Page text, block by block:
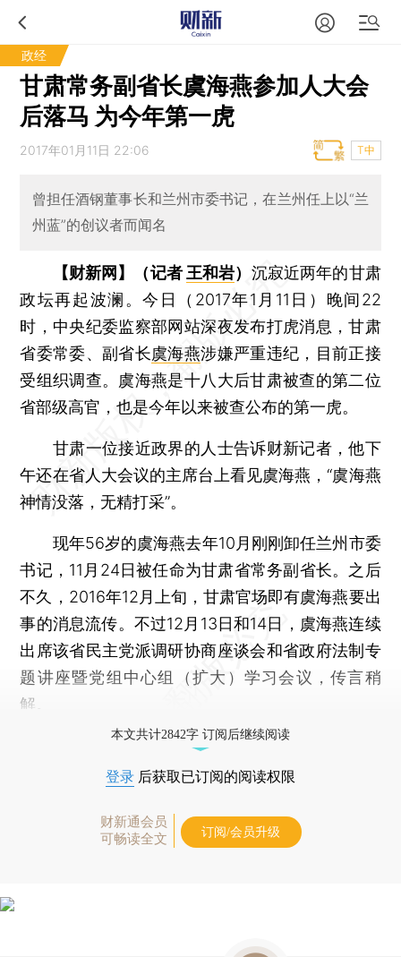
政经
甘肃常务副省长虞海燕参加人大会
后落马 为今年第一虎
2017年01月11日 22:06 T中
曾担任酒钢董事长和兰州市委书记，在兰州任上以“兰
州蓝”的创议者而闻名
【财新网】（记者 王和岩） 沉寂近两年的甘肃
政坛再起波澜。今日（2017年1月11日）晚间22
时，中央纪委监察部网站深夜发布打虎消息，甘肃
省委常委、副省长虞海燕涉嫌严重违纪，目前正接
受组织调查。虞海燕是十八大后甘肃被查的第二位
省部级高官，也是今年以来被查公布的第一虎。
甘肃一位接近政界的人士告诉财新记者，他下
午还在省人大会议的主席台上看见虞海燕，“虞海燕
神情没落，无精打采”。
现年56岁的虞海燕去年10月刚刚卸任兰州市委
书记，11月24日被任命为甘肃省常务副省长。之后
不久，2016年12月上旬，甘肃官场即有虞海燕要出
事的消息流传。不过12月13日和14日，虞海燕连续
出席该省民主党派调研协商座谈会和省政府法制专
题讲座暨党组中心组（扩大）学习会议，传言稍
解。
本文共计2842字 订阅后继续阅读
登录 后获取已订阅的阅读权限
财新通会员
可畅读全文
订阅/会员升级